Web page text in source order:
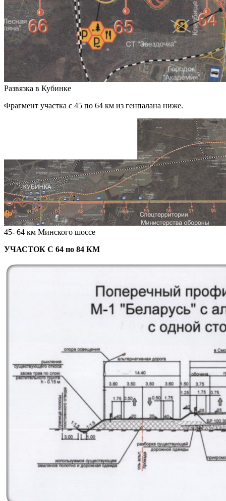
Развязка в Кубинке
Фрагмент участка с 45 по 64 км из генпалана ниже.
45- 64 км Минского шоссе
УЧАСТОК С 64 по 84 КМ